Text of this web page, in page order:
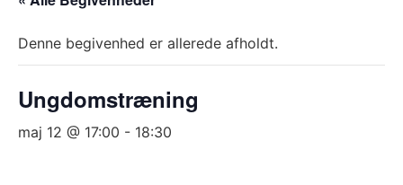
Denne begivenhed er allerede afholdt.
Ungdomstræning
maj 12 @ 17:00 - 18:30